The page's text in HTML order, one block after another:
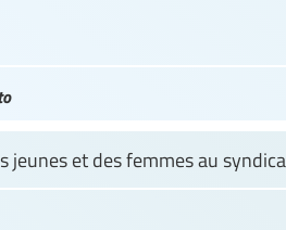
jeunes et des femmes au